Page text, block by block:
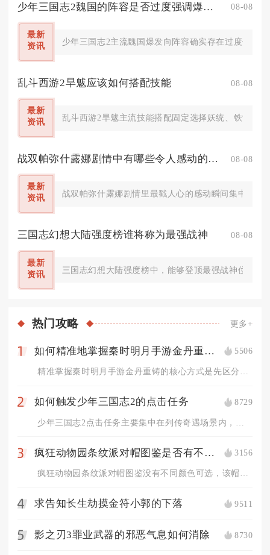
少年三国志2魏国的阵容是否过度强调爆发能力 08-08
最新
资讯
少年三国志2主流魏国爆发向阵容确实存在过度偏重
乱斗西游2旱魃应该如何搭配技能 08-08
最新
资讯
乱斗西游2旱魃主流技能搭配固定选择妖统、铁索、
战双帕弥什露娜剧情中有哪些令人感动的瞬间 08-08
最新
资讯
战双帕弥什露娜剧情里最戳人心的感动瞬间集中在
三国志幻想大陆强度榜谁将称为最强战神 08-08
最新
资讯
三国志幻想大陆强度榜中，能够登顶最强战神位置
热门攻略 更多+
如何精准地掌握秦时明月手游金丹重铸技巧 5506
精准掌握秦时明月手游金丹重铸的核心方式是先区分金丹类型与弟子...
2 如何触发少年三国志2的点击任务 8729
3 疯狂动物园条纹派对帽图鉴是否有不同颜色可选 3156
4 求告知长生劫摸金符小郭的下落 9511
5 影之刃3罪业武器的邪恶气息如何消除 8730